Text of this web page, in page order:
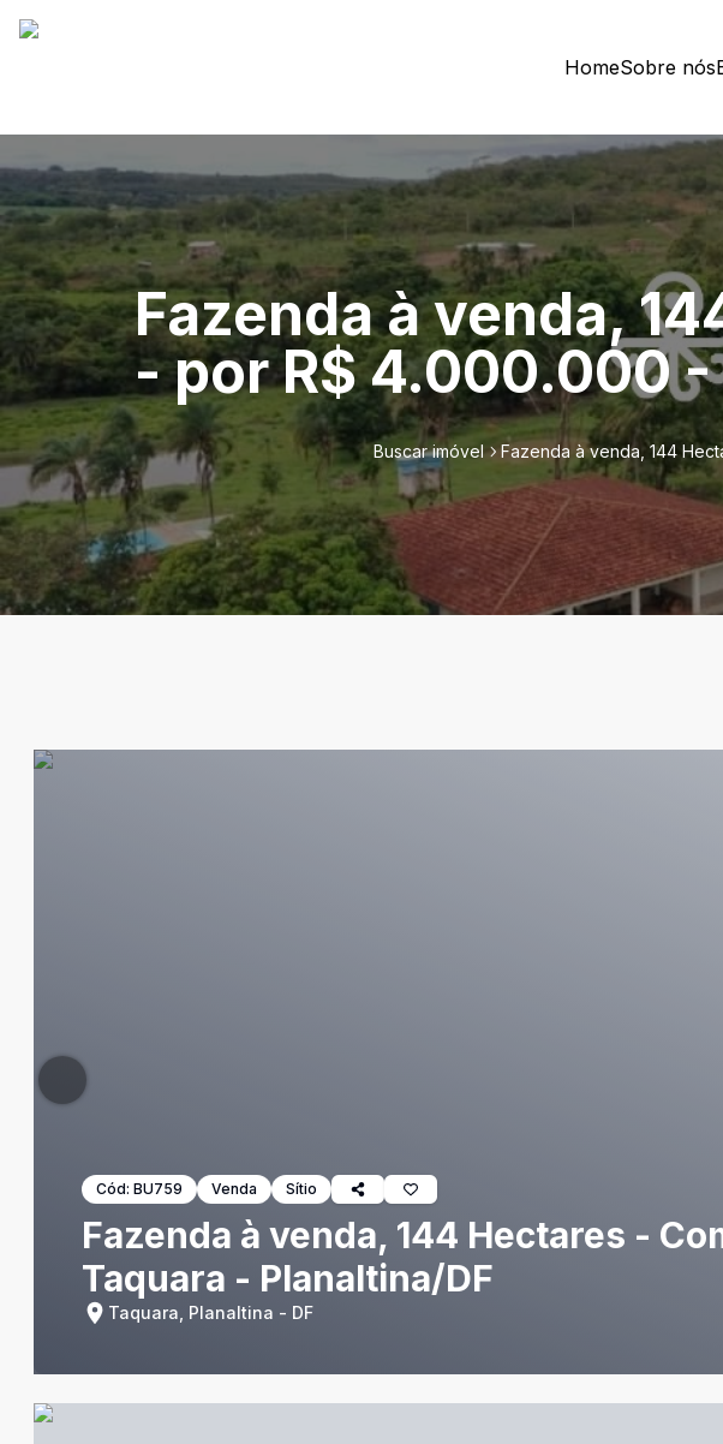
HomeSobre nós
Fazenda à venda,
- por R$ 4.000.000
Buscar imóvel Fazenda à venda, 144
Cód: BU759 Venda Sítio
Fazenda à venda, 144 Hectares -
Taquara - Planaltina/DF
Taquara, Planaltina - DF